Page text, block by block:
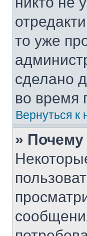
то уже
сделано
во время
Вернуться к
»